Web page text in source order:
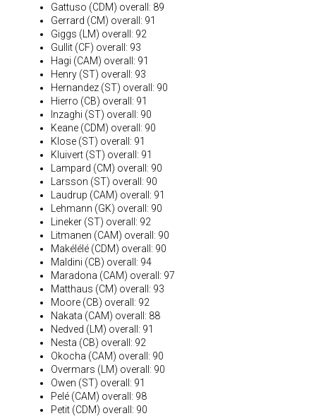
Gattuso (CDM) overall: 89
Gerrard (CM) overall: 91
Giggs (LM) overall: 92
Gullit (CF) overall: 93
Hagi (CAM) overall: 91
Henry (ST) overall: 93
Hernandez (ST) overall: 90
Hierro (CB) overall: 91
Inzaghi (ST) overall: 90
Keane (CDM) overall: 90
Klose (ST) overall: 91
Kluivert (ST) overall: 91
Lampard (CM) overall: 90
Larsson (ST) overall: 90
Laudrup (CAM) overall: 91
Lehmann (GK) overall: 90
Lineker (ST) overall: 92
Litmanen (CAM) overall: 90
Makélélé (CDM) overall: 90
Maldini (CB) overall: 94
Maradona (CAM) overall: 97
Matthaus (CM) overall: 93
Moore (CB) overall: 92
Nakata (CAM) overall: 88
Nedved (LM) overall: 91
Nesta (CB) overall: 92
Okocha (CAM) overall: 90
Overmars (LM) overall: 90
Owen (ST) overall: 91
Pelé (CAM) overall: 98
Petit (CDM) overall: 90